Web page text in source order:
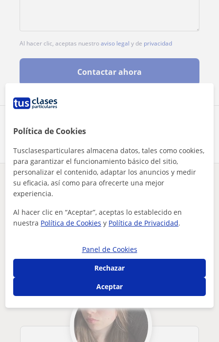
Al hacer clic, aceptas nuestroaviso legal y de privacidad
Contactar ahora
¿Hay algún error en este perfil?Cuéntanos
Tus clases particulares A domicilio Química
Barcelona
profesora particular de quimica de la eso. doy clases alrede...
Esteve Sesrovires que pueden interesarte
Política de Cookies
Tusclasesparticulares almacena datos, tales como cookies,
para garantizar el funcionamiento básico del sitio,
personalizar el contenido, adaptar los anuncios y medir
su eficacia, así como para ofrecerte una mejor
experiencia.
Al hacer clic en “Aceptar”, aceptas lo establecido en
nuestra Política de Cookies y Política de Privacidad.
Panel de Cookies
Rechazar
Aceptar